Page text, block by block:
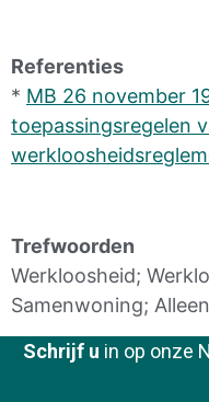
Referenties
* MB 26 november
toepassingsregelen
Trefwoorden
Werkloosheid;
Samenwoning;
Schrijf u in op onze